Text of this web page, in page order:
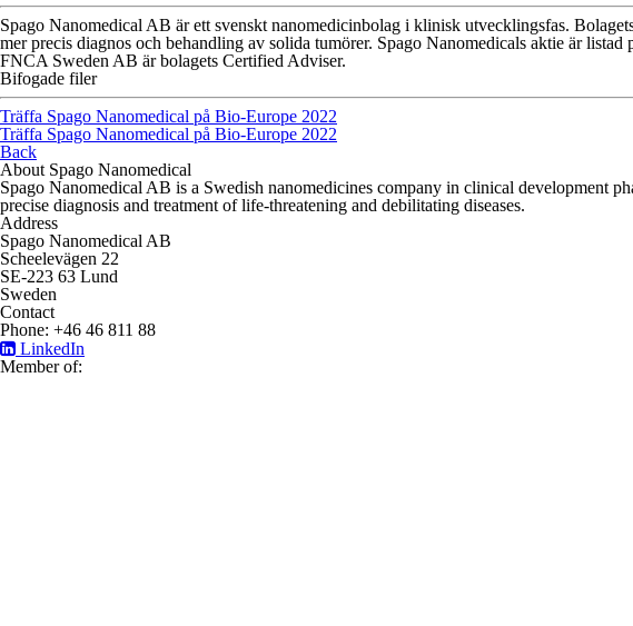
Spago Nanomedical AB är ett svenskt nanomedicinbolag i klinisk utvecklingsfas.
mer precis diagnos och behandling av solida tumörer. Spago Nanomedicals aktie är
FNCA Sweden AB är bolagets Certified Adviser.
Bifogade filer
Träffa Spago Nanomedical på Bio-Europe 2022
Träffa Spago Nanomedical på Bio-Europe 2022
Back
About Spago Nanomedical
Spago Nanomedical AB is a Swedish nanomedicines company in clinical development
precise diagnosis and treatment of life-threatening and debilitating diseases.
Address
Spago Nanomedical AB
Scheelevägen 22
SE-223 63 Lund
Sweden
Contact
Phone: +46 46 811 88
LinkedIn
Member of: